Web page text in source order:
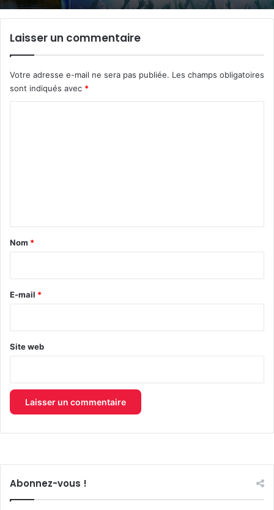
Laisser un commentaire
Votre adresse e-mail ne sera pas publiée. Les champs obligatoires
sont indiqués avec *
a
e
Nom *
E-mail *
Site web
Abonnez-vous !